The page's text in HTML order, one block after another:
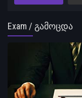
Exam / გამოცდა